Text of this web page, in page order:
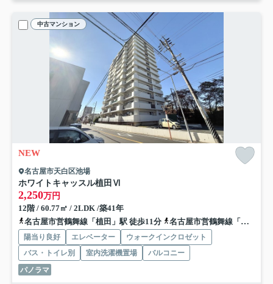
中古マンション
NEW
名古屋市天白区池場
ホワイトキャッスル植田Ⅵ
2,250万円
12階 / 60.77㎡ / 2LDK /築41年
名古屋市営鶴舞線「植田」駅 徒歩11分
名古屋市営鶴舞線「塩釜口」駅 徒歩14分
陽当り良好 エレベーター
ウォークインクロゼット
バス・トイレ別
室内洗濯機置場
バルコニー
パノラマ